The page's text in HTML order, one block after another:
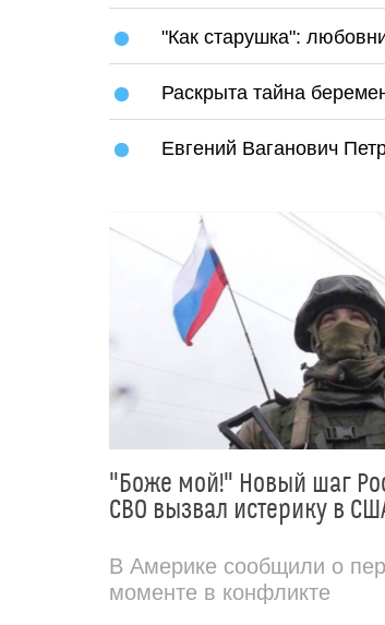
"Как старушка":
Раскрыта тайна
Евгений Ваганович
"Боже мой!" Новый шаг
СВО вызвал истерику в
В Америке сообщили о
моменте в конфликте